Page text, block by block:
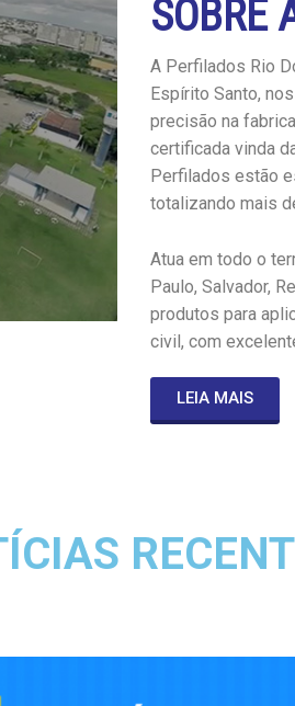
SOBRE
A Perfilados Rio
Espírito Santo,
precisão na
certificada vinda
Perfilados estão
totalizando mais
Atua em todo o
Paulo, Salvador,
produtos para
civil, com
LEIA MAIS